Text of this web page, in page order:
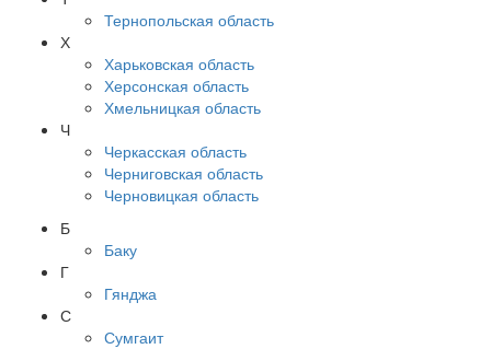
Тернопольская область
Х
Харьковская область
Херсонская область
Хмельницкая область
Ч
Черкасская область
Черниговская область
Черновицкая область
Б
Баку
Г
Гянджа
С
Сумгаит